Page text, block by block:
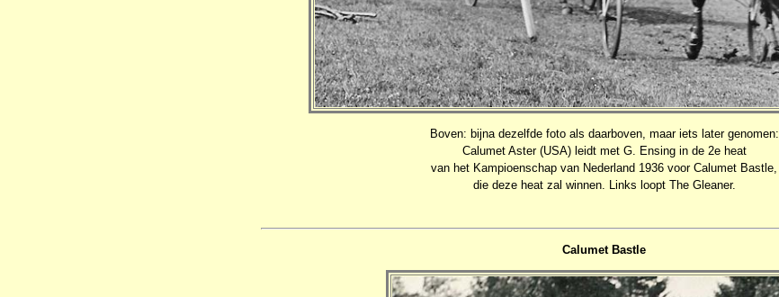
Boven: bijna dezelfde foto als daarboven, maar iets later genomen:
Calumet Aster (USA) leidt met G. Ensing in de 2e heat
van het Kampioenschap van Nederland 1936 voor Calumet Bastle,
die deze heat zal winnen. Links loopt The Gleaner.
Calumet Bastle